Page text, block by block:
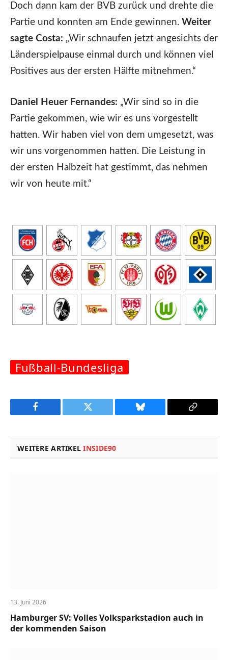
Doch dann kam der BVB zurück und drehte die
Partie und konnten am Ende gewinnen. Weiter
sagte Costa: „Wir schnaufen jetzt angesichts der
Länderspielpause einmal durch und können viel
Positives aus der ersten Hälfte mitnehmen.“
Daniel Heuer Fernandes: „Wir sind so in die
Partie gekommen, wie wir es uns vorgestellt
hatten. Wir haben viel von dem umgesetzt, was
wir uns vorgenommen hatten. Die Leistung in
der ersten Halbzeit hat gestimmt, das nehmen
wir von heute mit.“
Fußball-Bundesliga
Facebook Twitter Bluesky
Copy
WEITERE ARTIKELINSIDE90
13. Juni 2026
Hamburger SV: Volles Volksparkstadion auch in
der kommenden Saison